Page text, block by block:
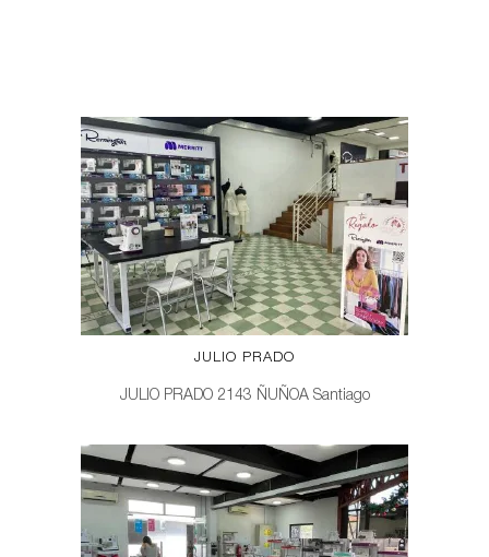
JULIO PRADO
JULIO PRADO 2143 ÑUÑOA Santiago